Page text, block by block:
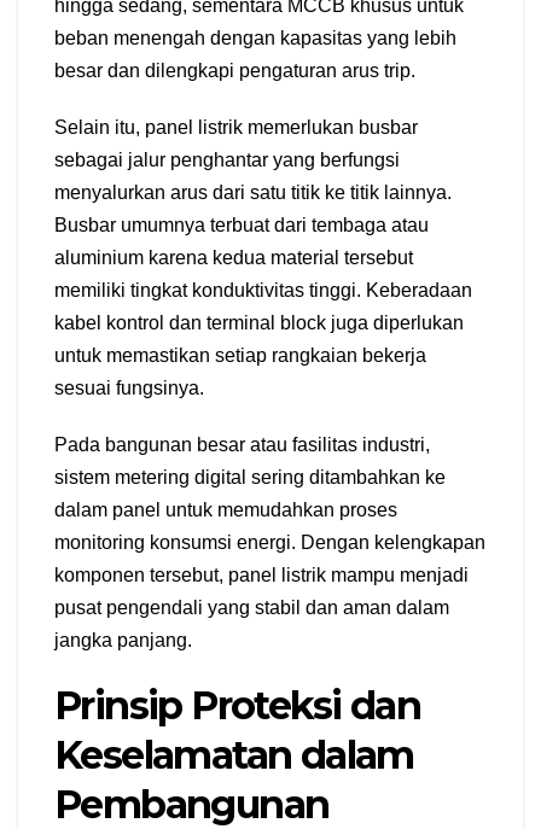
hingga sedang, sementara MCCB khusus untuk
beban menengah dengan kapasitas yang lebih
besar dan dilengkapi pengaturan arus trip.
Selain itu, panel listrik memerlukan busbar
sebagai jalur penghantar yang berfungsi
menyalurkan arus dari satu titik ke titik lainnya.
Busbar umumnya terbuat dari tembaga atau
aluminium karena kedua material tersebut
memiliki tingkat konduktivitas tinggi. Keberadaan
kabel kontrol dan terminal block juga diperlukan
untuk memastikan setiap rangkaian bekerja
sesuai fungsinya.
Pada bangunan besar atau fasilitas industri,
sistem metering digital sering ditambahkan ke
dalam panel untuk memudahkan proses
monitoring konsumsi energi. Dengan kelengkapan
komponen tersebut, panel listrik mampu menjadi
pusat pengendali yang stabil dan aman dalam
jangka panjang.
Prinsip Proteksi dan
Keselamatan dalam
Pembangunan